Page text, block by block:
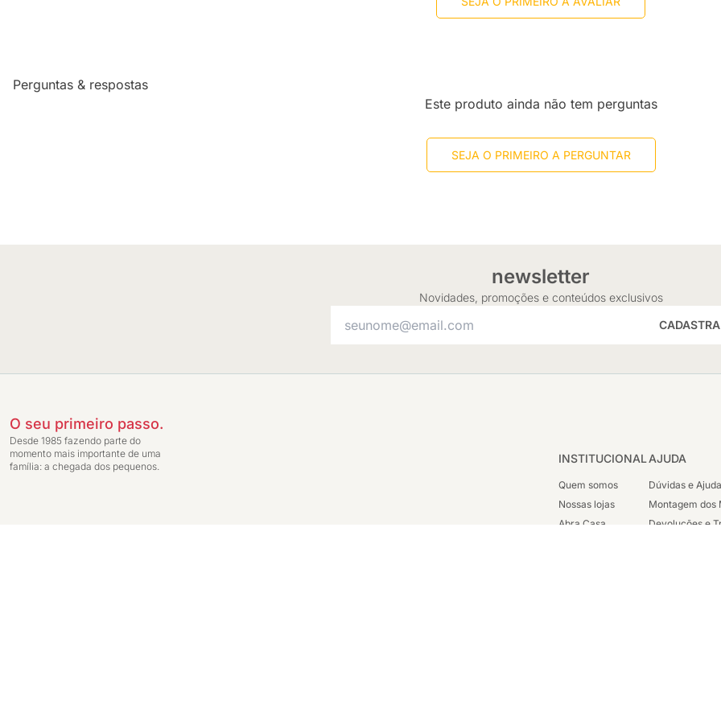
Perguntas & respostas
Este produto ainda não tem perguntas
SEJA O PRIMEIRO A PERGUNTAR
newsletter
Novidades, promoções e conteúdos exclusivos
O seu primeiro passo.
Desde 1985 fazendo parte do
momento mais importante de uma
família: a chegada dos pequenos.
INSTITUCIONAL
Quem somos
Nossas lojas
Abra Casa
AJUDA
Dúvidas e
Montagem dos
Devoluções e